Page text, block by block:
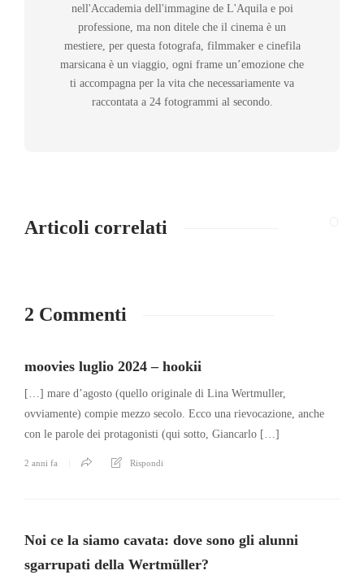
nell'Accademia dell'immagine de L'Aquila e poi
professione, ma non ditele che il cinema è un
mestiere, per questa fotografa, filmmaker e cinefila
marsicana è un viaggio, ogni frame un’emozione che
ti accompagna per la vita che necessariamente va
raccontata a 24 fotogrammi al secondo.
Articoli correlati
2 Commenti
moovies luglio 2024 – hookii
[…] mare d’agosto (quello originale di Lina Wertmuller,
ovviamente) compie mezzo secolo. Ecco una rievocazione, anche
con le parole dei protagonisti (qui sotto, Giancarlo […]
2 anni fa Rispondi
Noi ce la siamo cavata: dove sono gli alunni
sgarrupati della Wertmüller?